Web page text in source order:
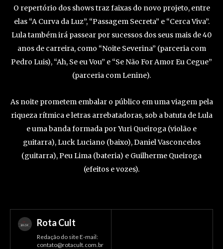
O repertório dos shows traz faixas do novo projeto, entre
elas “A Curva da Luz”, “Passagem Secreta” e “Cerca Viva”.
Lula também irá passear por sucessos dos seus mais de 40
anos de carreira, como “Noite Severina” (parceria com
Pedro Luis), “Ah, Se eu Vou” e “Se Não For Amor Eu Cegue”
(parceria com Lenine).
As noite prometem embalar o público em uma viagem pela
riqueza rítmica e letras arrebatadoras, sob a batuta de Lula
e uma banda formada por Yuri Queiroga (violão e
guitarra), Luck Luciano (baixo), Daniel Vasconcelos
(guitarra), Peu Lima (bateria) e Guilherme Queiroga
(efeitos e vozes).
Rota Cult
Redação do site E-mail:
contato@rotacult.com.br